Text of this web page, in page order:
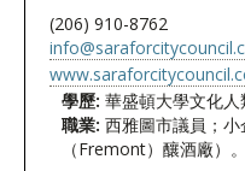
(206) 910-8762
學歷: 華盛頓大學文化人
職業: 西雅圖市議員；
（Fremont）釀酒廠）。